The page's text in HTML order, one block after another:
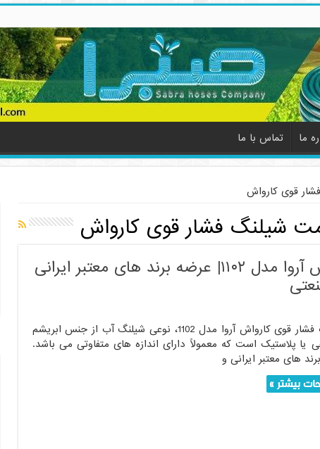
ما تماس با ما
قوی کارواش
شیلنگ فشار قوی کارواش
شیلنگ فشار قوی کارواش آروا مدل ۱۱۰۲| عرضه برند های معتبر ایرانی
شیلنگ فشار قوی کارواش آروا مدل 1102، نوعی شیلنگ آب از جنس ابریشم
یا پلاستیک است که معمولاً دارای اندازه های متفاوتی می باشد.
های معتبر ایرانی و
بیشتر »